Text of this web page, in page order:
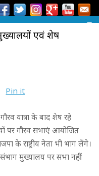
मुख्यालयों एवं शेष
Pin it
यात्रा के बाद शेष रहे
पर गौरव सभाएं आयोजित
के राष्ट्रीय नेता भी भाग लेंगे।
संभाग मुख्यालय पर सभा नहीं